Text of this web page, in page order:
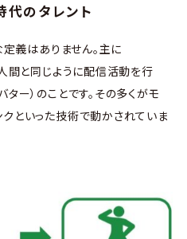
代のタレント
義はありません。主に
間と同じように配信活動を行
ター）のことです。その多くがモ
クといった技術で動かされていま